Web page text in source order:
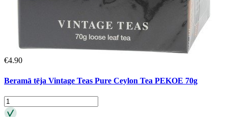
€4.90
Beramā tēja Vintage Teas Pure Ceylon Tea PEKOE 70g